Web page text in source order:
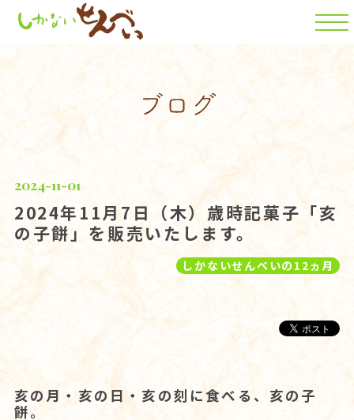
2024-11-01
2024年11月7日（木）歳時記菓子「亥
の子餅」を販売いたします。
しかないせんべいの12ヵ月
亥の月・亥の日・亥の刻に食べる、亥の子
餅。